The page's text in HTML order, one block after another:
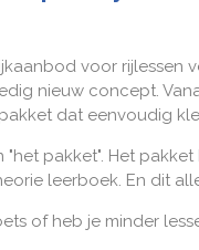
voor
nieuw concept.
dat eenvoudig
pakket". Het
leerboek. En dit
of heb je minder